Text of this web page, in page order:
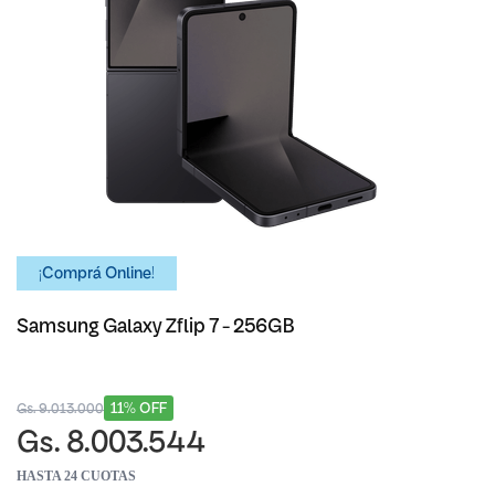
¡Comprá Online!
Samsung Galaxy Zflip 7 - 256GB
11% OFF
Gs. 9.013.000
Gs. 8.003.544
HASTA 24 CUOTAS